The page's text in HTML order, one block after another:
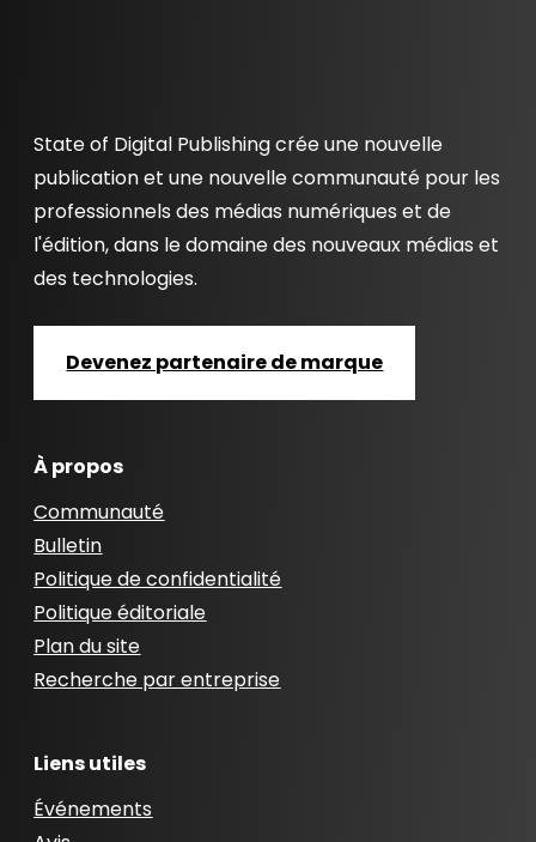
State of Digital Publishing crée une nouvelle
publication et une nouvelle communauté pour les
professionnels des médias numériques et de
l'édition, dans le domaine des nouveaux médias et
des technologies.
Devenez partenaire de marque
À propos
Communauté
Bulletin
Politique de confidentialité
Politique éditoriale
Plan du site
Recherche par entreprise
Liens utiles
Événements